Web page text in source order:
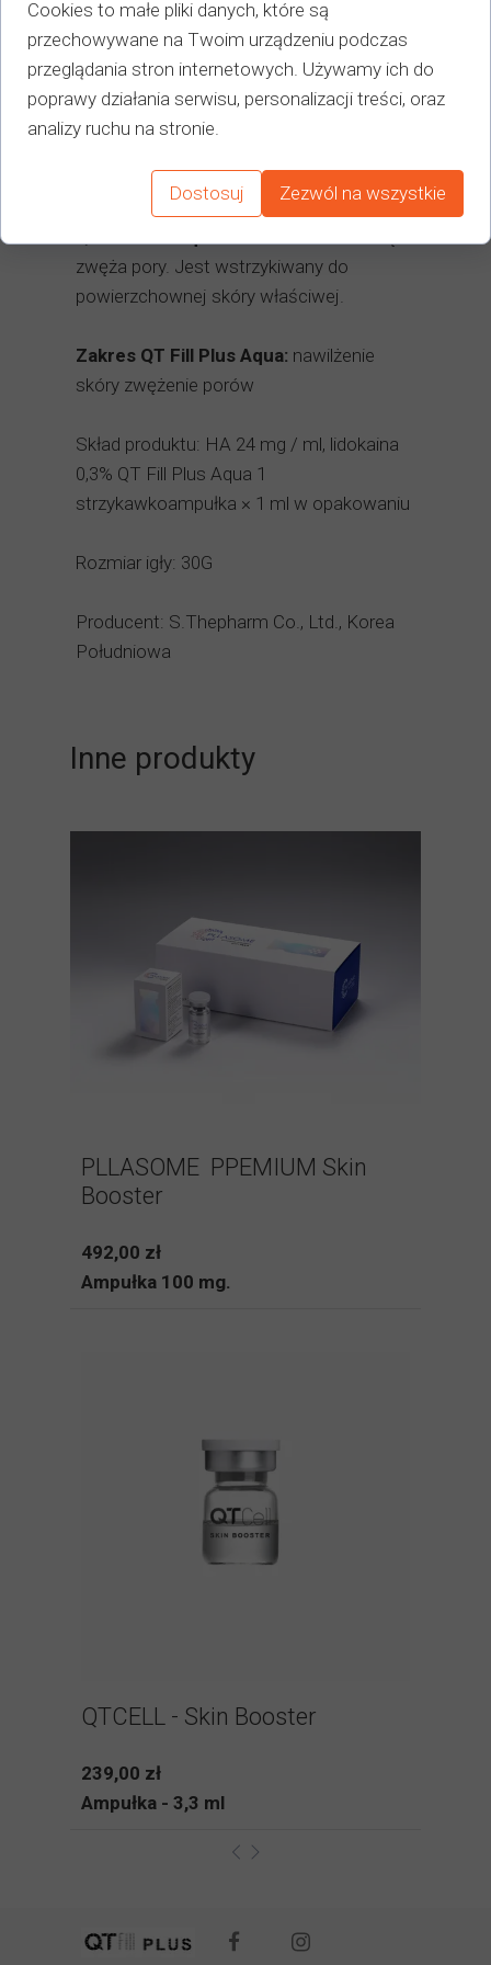
bezpieczeństwo zabiegu
Brak efektów ubocznych
hipoalergiczna kompozycja zawiera w
składzie lidokainę
minimalne szczątkowe BDDE
zwęża pory. Jest wstrzykiwany do
powierzchownej skóry właściwej.
Zakres QT Fill Plus Aqua: nawilżenie
skóry zwężenie porów
Skład produktu: HA 24 mg / ml, lidokaina
0,3% QT Fill Plus Aqua 1
strzykawkoampułka × 1 ml w opakowaniu
Rozmiar igły: 30G
Producent: S.Thepharm Co., Ltd., Korea
Południowa
Inne produkty
PLLASOME PPEMIUM Skin
Booster
492,00 zł
Ampułka 100 mg.
QTCELL - Skin Booster
239,00 zł
Ampułka - 3,3 ml
Cookies to małe pliki danych, które są
przechowywane na Twoim urządzeniu podczas
przeglądania stron internetowych. Używamy ich do
poprawy działania serwisu, personalizacji treści, oraz
analizy ruchu na stronie.
Dostosuj Zezwól na wszystkie